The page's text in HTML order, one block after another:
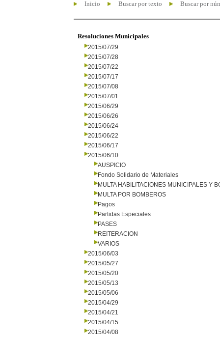
Inicio Buscar por texto Buscar por
Resoluciones Municipales
2015/07/29
2015/07/28
2015/07/22
2015/07/17
2015/07/08
2015/07/01
2015/06/29
2015/06/26
2015/06/24
2015/06/22
2015/06/17
2015/06/10
AUSPICIO
Fondo Solidario de Materiales
MULTA HABILITACIONES MUNICIPALES Y
MULTA POR BOMBEROS
Pagos
Partidas Especiales
PASES
REITERACION
VARIOS
2015/06/03
2015/05/27
2015/05/20
2015/05/13
2015/05/06
2015/04/29
2015/04/21
2015/04/15
2015/04/08